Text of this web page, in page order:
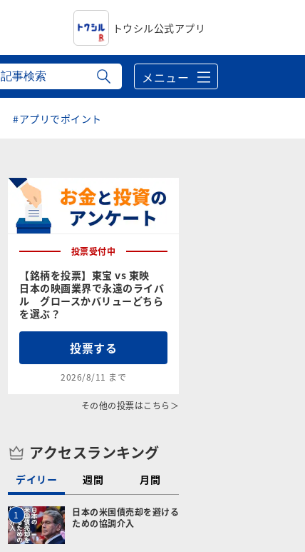
トウシル公式アプリ
メニュー
#アプリでポイント
投票受付中
【銘柄を投票】東宝 vs 東映
日本の映画業界で永遠のライバ
ル グロースかバリューどちら
を選ぶ？
投票する
2026/8/11 まで
その他の投票はこちら＞
アクセスランキング
デイリー 週間 月間
1
日本の米国債売却を避ける
ための協調介入